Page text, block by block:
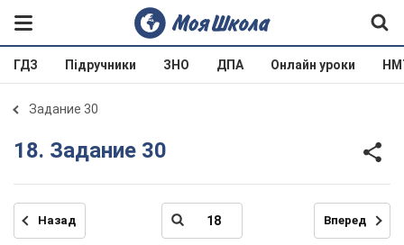
ГДЗ Підручники ЗНО ДПА Онлайн уроки
Задание 30
18. Задание 30
Назад Вперед